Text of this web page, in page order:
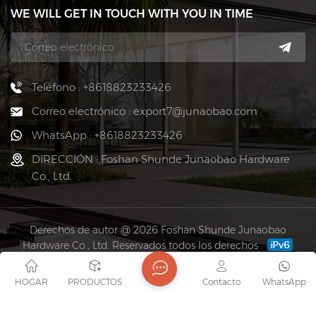
WE WILL GET IN TOUCH WITH YOU IN TIME
Teléfono : +8618823233426
Correo electrónico : export7@junaobao.com
WhatsApp : +8618823233426
DIRECCIÓN : Foshan Shunde Junaobao Hardware
Co., Ltd.
Derechos de autor @ 2026 Foshan Shunde Junaobao
Hardware Co., Ltd. Reservados todos los derechos .
RED SOPORTADA
Mapa del sitio
Blog Xml
política de privacidad
HOGAR PRODUCTOS WhatsApp
Contacto